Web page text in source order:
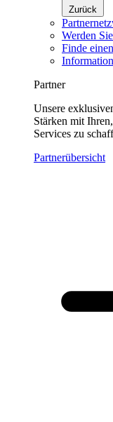
Zurück
Werden
Finde
Partner
Unsere
Stärken mit
Services zu
Partnerübersicht